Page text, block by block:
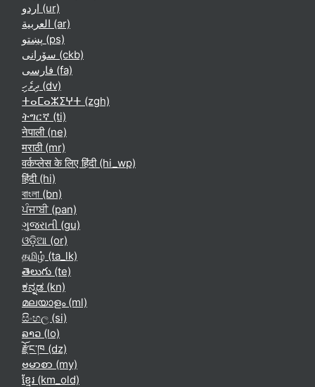
اردو ‎(ur)‎
العربية ‎(ar)‎
پښتو ‎(ps)‎
سۆرانی ‎(ckb)‎
فارسی ‎(fa)‎
ދިވެހި ‎(dv)‎
ⵜⴰⵎⴰⵣⵉⵖⵜ ‎(zgh)‎
ትግርኛ ‎(ti)‎
नेपाली ‎(ne)‎
मराठी ‎(mr)‎
वर्कप्लेस के लिए हिंदी ‎(hi_wp)‎
हिंदी ‎(hi)‎
বাংলা ‎(bn)‎
ਪੰਜਾਬੀ ‎(pan)‎
ગુજરાતી ‎(gu)‎
ଓଡ଼ିଆ ‎(or)‎
தமிழ் ‎(ta_lk)‎
తెలుగు ‎(te)‎
ಕನ್ನಡ ‎(kn)‎
മലയാളം ‎(ml)‎
සිංහල ‎(si)‎
ລາວ ‎(lo)‎
རྫོང་ཁ ‎(dz)‎
ဗမာစာ ‎(my)‎
ខ្មែរ ‎(km_old)‎